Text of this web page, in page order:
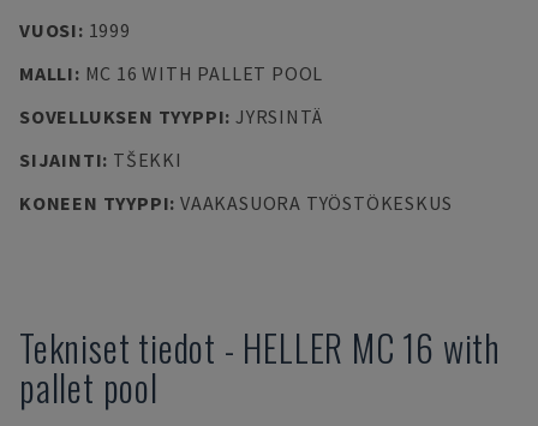
VUOSI: 1999
MALLI: MC 16 WITH PALLET POOL
SOVELLUKSEN TYYPPI: JYRSINTÄ
SIJAINTI: TŠEKKI
KONEEN TYYPPI: VAAKASUORA TYÖSTÖKESKUS
Tekniset tiedot - HELLER MC 16 with
pallet pool